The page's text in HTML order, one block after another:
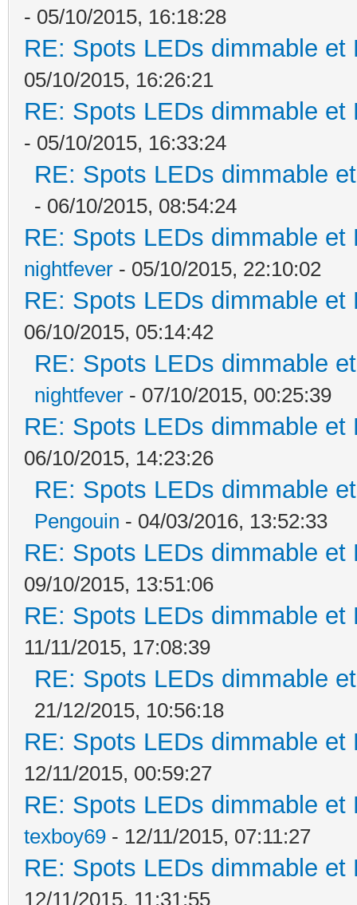
- 05/10/2015, 16:18:28
RE: Spots LEDs dimmable
05/10/2015, 16:26:21
RE: Spots LEDs dimmable
- 05/10/2015, 16:33:24
RE: Spots LEDs dimmable
- 06/10/2015, 08:54:24
RE: Spots LEDs dimmable
nightfever - 05/10/2015, 22:10:02
RE: Spots LEDs dimmable
06/10/2015, 05:14:42
RE: Spots LEDs dimmable
nightfever - 07/10/2015, 00:25:39
RE: Spots LEDs dimmable
06/10/2015, 14:23:26
RE: Spots LEDs dimmable
Pengouin - 04/03/2016, 13:52:33
RE: Spots LEDs dimmable
09/10/2015, 13:51:06
RE: Spots LEDs dimmable
11/11/2015, 17:08:39
RE: Spots LEDs dimmable
21/12/2015, 10:56:18
RE: Spots LEDs dimmable
12/11/2015, 00:59:27
RE: Spots LEDs dimmable
texboy69 - 12/11/2015, 07:11:27
RE: Spots LEDs dimmable
12/11/2015, 11:31:55